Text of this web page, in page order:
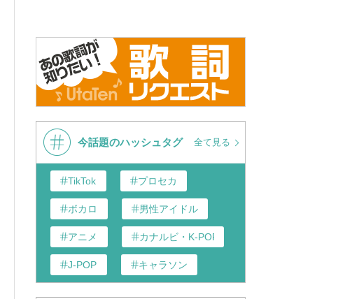
今話題のハッシュタグ 全て見る
TikTok プロセカ
ボカロ 男性アイドル
アニメ カナルビ・K-POP和訳
J-POP キャラソン